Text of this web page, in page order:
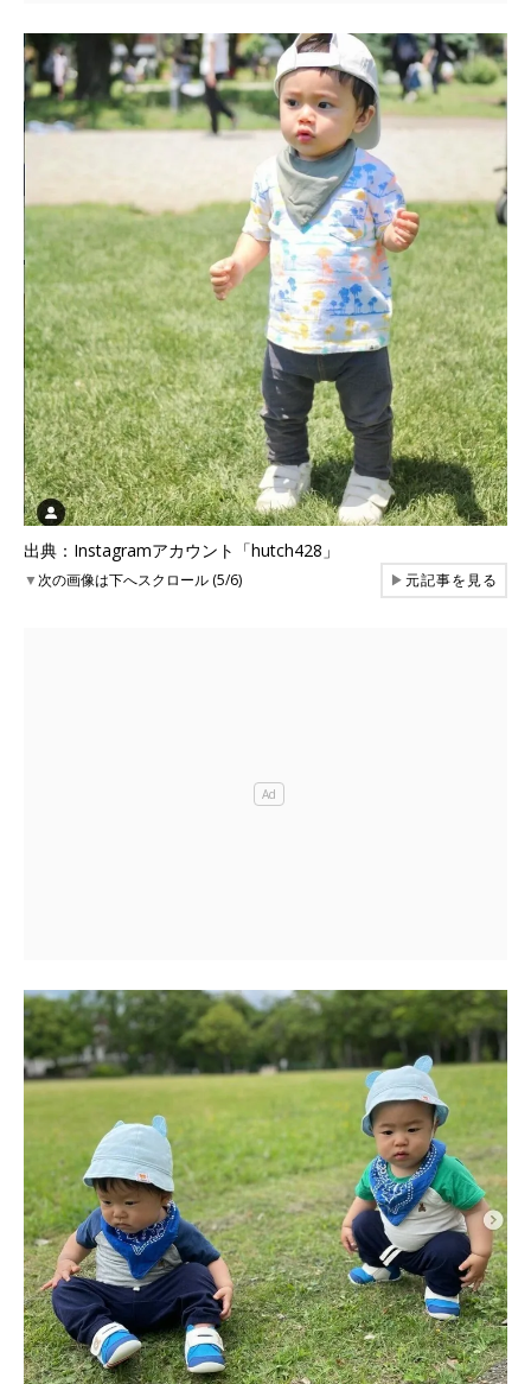
出典：Instagramアカウント「hutch428」
▼次の画像は下へスクロール (5/6) ▶元記事を見る